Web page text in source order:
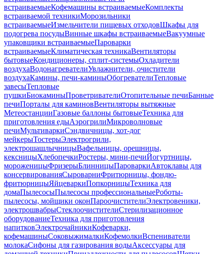
встраиваемыеКофемашины встраиваемыеКомплекты
встраиваемой техникиМорозильники
встраиваемыеИзмельчители пищевых отходовШкафы для
подогрева посудыВинные шкафы встраиваемыеВакуумные
упаковщики встраиваемыеПароварки
встраиваемыеКлиматическая техникаВентиляторы
бытовыеКондиционеры, сплит-системыОхладители
воздухаВодонагревателиУвлажнители, очистители
воздухаКамины, печи-каминыОбогревателиТепловые
завесыТепловые
пушкиБиокаминыПроветривателиОтопительные печиБанные
печиПорталы для каминовВентиляторы вытяжные
МетеостанцииГазовые баллоны бытовыеТехника для
приготовления едыАэрогрилиМикроволновые
печиМультиваркиСэндвичницы, хот-дог
мейкерыТостерыЭлектрогрили,
электрошашлычницыВафельницы, орешницы,
кексницыХлебопечкиРостеры, мини-печиЙогуртницы,
мороженицыФризерыБлинницыПароваркиАвтоклавы для
консервированияСыроварниФритюрницы, фондю-
фритюрницыЯйцеваркиПопкорницыТехника для
домаПылесосыПылесосы профессиональныеРоботы-
пылесосы, мойщики оконПароочистителиЭлектровеники,
электрошвабрыСтеклоочистителиСтерилизационное
оборудованиеТехника для приготовления
напитковЭлектрочайникиКофеварки,
кофемашиныСоковыжималкиКофемолкиВспениватели
молокаСифоны для газирования водыАксессуары для